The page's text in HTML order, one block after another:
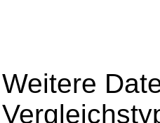
Weitere